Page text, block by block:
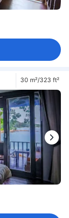
30 m²/323 ft²